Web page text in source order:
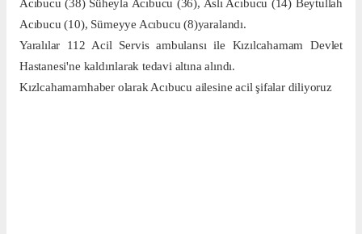
Acıbucu (10), Sümeyye Acıbucu (8)yaralandı.
Yaralılar 112 Acil Servis ambulansı ile Kızılcahamam Devlet
Hastanesi'ne kaldırılarak tedavi altına alındı.
Kızlcahamamhaber olarak Acıbucu ailesine acil şifalar diliyoruz